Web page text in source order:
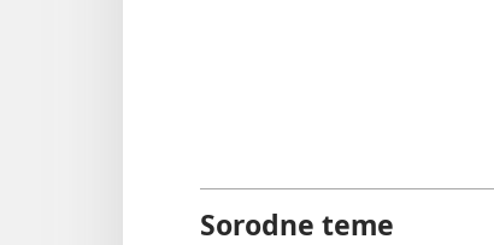
Sorodne teme